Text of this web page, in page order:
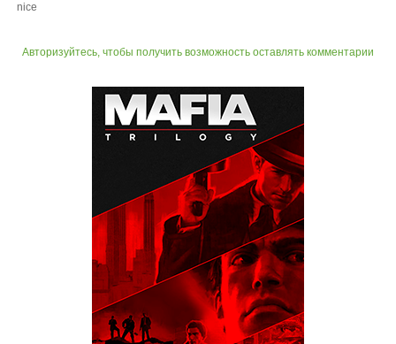
nice
Авторизуйтесь, чтобы получить возможность оставлять комментарии